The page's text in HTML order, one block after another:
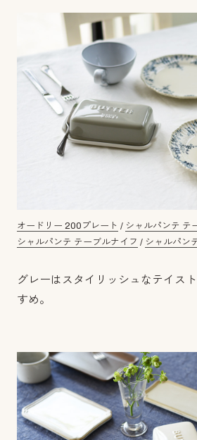
オードリー 200プレート / シャルパンテ テ
シャルパンテ テーブルナイフ / シャルパン
グレーはスタイリッシュなテイス
すめ。